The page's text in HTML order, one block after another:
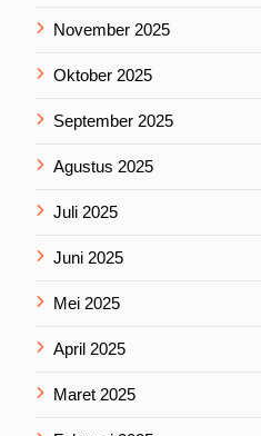
November 2025
Oktober 2025
September 2025
Agustus 2025
Juli 2025
Juni 2025
Mei 2025
April 2025
Maret 2025